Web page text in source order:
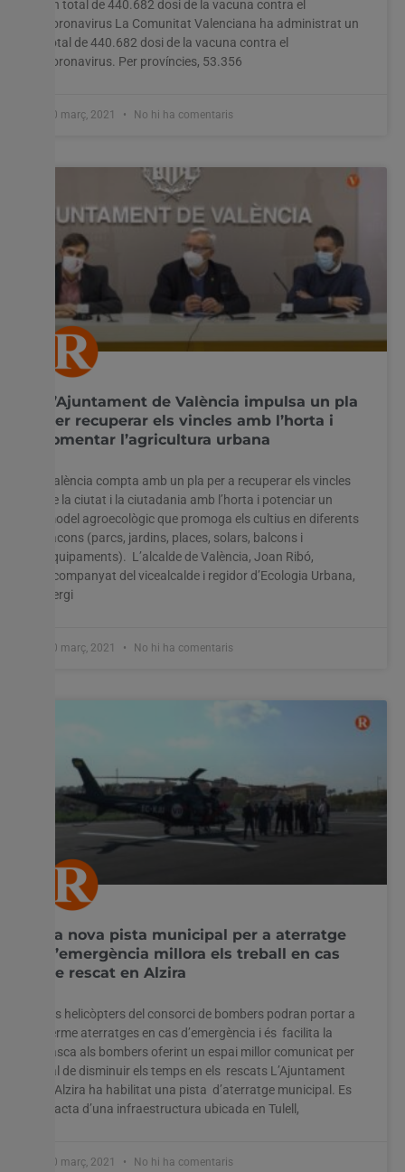
un total de 440.682 dosi de la vacuna contra el
coronavirus La Comunitat Valenciana ha administrat un
total de 440.682 dosi de la vacuna contra el
coronavirus. Per províncies, 53.356
10 març, 2021 No hi ha comentaris
L’Ajuntament de València impulsa un pla
per recuperar els vincles amb l’horta i
fomentar l’agricultura urbana
València compta amb un pla per a recuperar els vincles
de la ciutat i la ciutadania amb l’horta i potenciar un
model agroecològic que promoga els cultius en diferents
racons (parcs, jardins, places, solars, balcons i
equipaments). L’alcalde de València, Joan Ribó,
acompanyat del vicealcalde i regidor d’Ecologia Urbana,
Sergi
10 març, 2021 No hi ha comentaris
La nova pista municipal per a aterratge
d’emergència millora els treball en cas
de rescat en Alzira
Els helicòpters del consorci de bombers podran portar a
terme aterratges en cas d’emergència i és facilita la
tasca als bombers oferint un espai millor comunicat per
tal de disminuir els temps en els rescats L’Ajuntament
d’Alzira ha habilitat una pista d’aterratge municipal. Es
tracta d’una infraestructura ubicada en Tulell,
10 març, 2021 No hi ha comentaris